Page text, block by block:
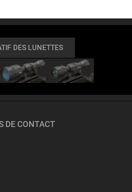
DES LUNETTES
DE CONTACT